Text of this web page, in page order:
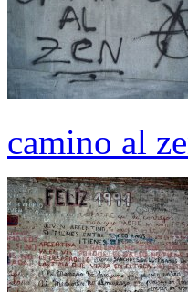
camino al